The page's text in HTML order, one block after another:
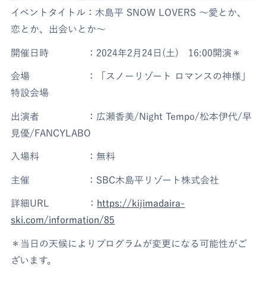
イベントタイトル：木島平 SNOW LOVERS ～愛とか、
恋とか、出会いとか～
開催日時 ：2024年2月24日(土) 16:00開演＊
会場 ：「スノーリゾート ロマンスの神様」
特設会場
出演者 ：広瀬香美/Night Tempo/松本伊代/早
見優/FANCYLABO
入場料 ：無料
主催 ：SBC木島平リゾート株式会社
詳細URL ： https://kijimadaira-
ski.com/information/85
＊当日の天候によりプログラムが変更になる可能性がご
ざいます。